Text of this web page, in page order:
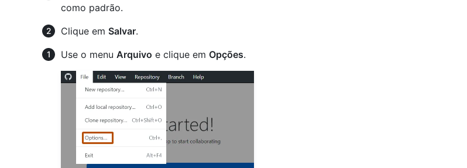
como padrão.
Clique em Salvar.
Use o menu Arquivo e clique em Opções.